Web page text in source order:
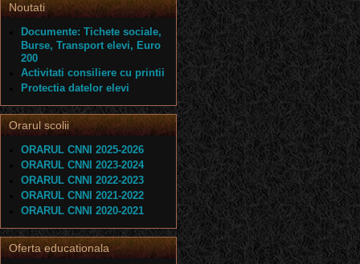
Noutati
Documente: Tichete sociale,
Burse, Transport elevi, Euro
200
Activitati consiliere cu printii
Protectia datelor elevi
Orarul scolii
ORARUL CNNI 2025-2026
ORARUL CNNI 2023-2024
ORARUL CNNI 2022-2023
ORARUL CNNI 2021-2022
ORARUL CNNI 2020-2021
Oferta educationala